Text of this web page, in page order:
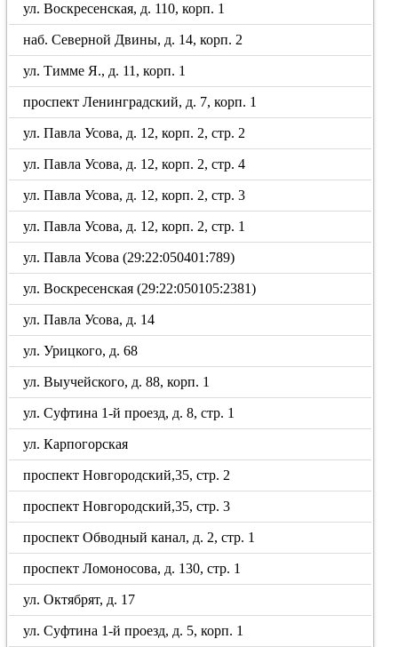
ул. Воскресенская, д. 110, корп. 1
наб. Северной Двины, д. 14, корп. 2
ул. Тимме Я., д. 11, корп. 1
проспект Ленинградский, д. 7, корп. 1
ул. Павла Усова, д. 12, корп. 2, стр. 2
ул. Павла Усова, д. 12, корп. 2, стр. 4
ул. Павла Усова, д. 12, корп. 2, стр. 3
ул. Павла Усова, д. 12, корп. 2, стр. 1
ул. Павла Усова (29:22:050401:789)
ул. Воскресенская (29:22:050105:2381)
ул. Павла Усова, д. 14
ул. Урицкого, д. 68
ул. Выучейского, д. 88, корп. 1
ул. Суфтина 1-й проезд, д. 8, стр. 1
ул. Карпогорская
проспект Новгородский,35, стр. 2
проспект Новгородский,35, стр. 3
проспект Обводный канал, д. 2, стр. 1
проспект Ломоносова, д. 130, стр. 1
ул. Октябрят, д. 17
ул. Суфтина 1-й проезд, д. 5, корп. 1